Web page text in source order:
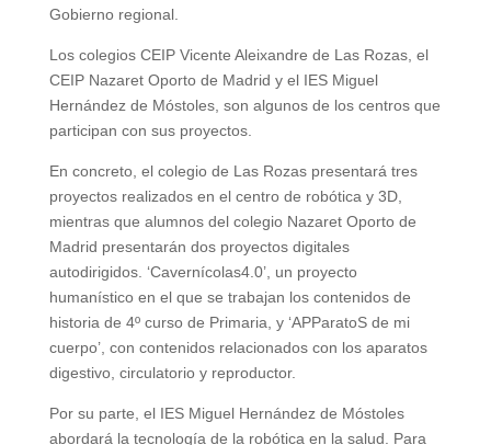
Gobierno regional.
Los colegios CEIP Vicente Aleixandre de Las Rozas, el
CEIP Nazaret Oporto de Madrid y el IES Miguel
Hernández de Móstoles, son algunos de los centros que
participan con sus proyectos.
En concreto, el colegio de Las Rozas presentará tres
proyectos realizados en el centro de robótica y 3D,
mientras que alumnos del colegio Nazaret Oporto de
Madrid presentarán dos proyectos digitales
autodirigidos. ‘Cavernícolas4.0’, un proyecto
humanístico en el que se trabajan los contenidos de
historia de 4º curso de Primaria, y ‘APParatoS de mi
cuerpo’, con contenidos relacionados con los aparatos
digestivo, circulatorio y reproductor.
Por su parte, el IES Miguel Hernández de Móstoles
abordará la tecnología de la robótica en la salud. Para